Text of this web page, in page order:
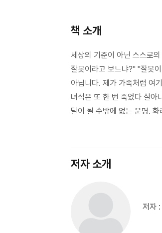
책 소개
세상의 기준이 아닌 스스로
잘못이라고 보느냐?" "잘못
아닙니다. 제가 가족처럼 여
녀석은 또 한 번 죽었다 살아
달이 될 수밖에 없는 운명.
저자 소개
저자 :